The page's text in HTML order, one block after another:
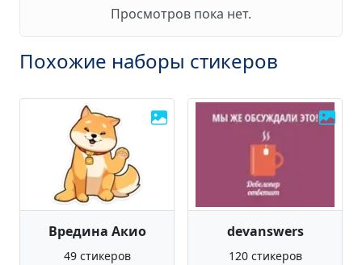
Просмотров пока нет.
Похожие наборы стикеров
Вредина Акио
49 стикеров
devanswers
120 стикеров